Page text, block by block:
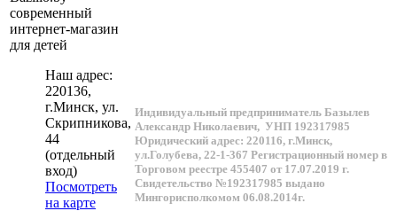
современный
интернет-магазин
для детей
Наш адрес:
220136,
г.Минск, ул.
Скрипникова,
44
(отдельный
вход)
Посмотреть
на карте
Индивидуальный предприниматель Базылев
Александр Николаевич, УНП 192317985
Юридический адрес: 220116, г.Минск,
ул.Голубева, 22-1-367 Регистрационный номер в
Торговом реестре 455407 от 17.07.2019 г.
Свидетельство №192317985 выдано
Мингорисполкомом 06.08.2014г.